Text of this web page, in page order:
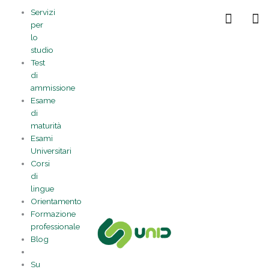
contenuto
Servizi
per
lo
studio
Test
di
ammissione
Esame
di
maturità
Esami
Universitari
Corsi
di
lingue
Orientamento
Formazione
professionale
Blog
Su